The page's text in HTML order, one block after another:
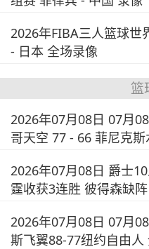
2026年FIBA三人篮球世
- 日本 全场录像
篮
2026年07月08日 07月
哥天空 77 - 66 菲尼克
2026年07月08日 爵士
霆收获3连胜 彼得森缺
2026年07月08日 07月
斯飞翼88-77纽约自由人